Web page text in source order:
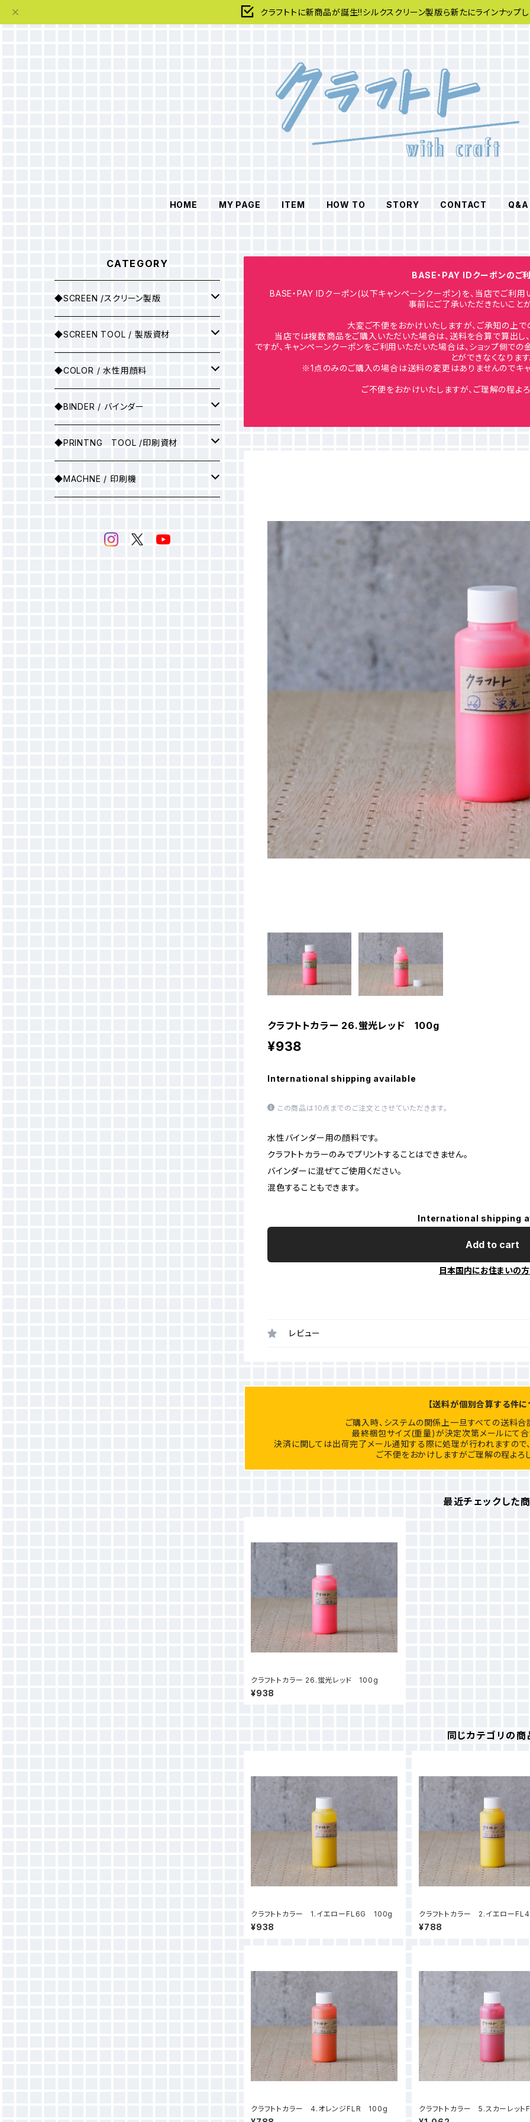
クラフトトに新商品が誕生!!シルクスクリーン製版ら新たにラインナップ
HOME MY PAGE ITEM HOW TO STORY CONTACT Q&A
BASE・PAY IDクーポンのご
BASE・PAY IDクーポン(以下キャンペーンクーポン)を、当店でご利
事前にご了承いただきたいこと
大変ご不便をおかけいたしますが、ご承知の上で
当店では複数商品をご購入いただいた場合は、送料を合算で算出し
ですが、キャンペーンクーポンをご利用いただいた場合は、ショップ側で
とができなくなります
※1点のみのご購入の場合は送料の変更はありませんのでキ
ご不便をおかけいたしますが、ご理解の程よ
クラフトトカラー 26.蛍光レッド 100g
¥938
International shipping available
この商品は10点までのご注文とさせていただきます。
水性バインダー用の顔料です。
クラフトトカラーのみでプリントすることはできません。
バインダーに混ぜてご使用ください。
混色することもできます。
International shipping
Add to cart
日本国内にお住まいの
レビュー
【送料が個別合算する件に
ご購入時、システムの関係上一旦すべての送料合
最終梱包サイズ(重量)が決定次第メールにて合
決済に関しては出荷完了メール通知する際に処理が行われますので
ご不便をおかけしますがご理解の程よろ
最近チェックした
クラフトトカラー 26.蛍光レッド 100g
¥938
同じカテゴリの商
クラフトトカラー 1.イエローFL6G 100g
¥938
クラフトトカラー 2.イエロー
¥788
クラフトトカラー 4.オレンジFLR 100g
クラフトトカラー 5.スカーレッ
0g
CATEGORY
◆SCREEN /スクリーン製版
シルクスクリーン製版
◆SCREEN TOOL / 製版資材
製版用インクジェットプリント
●A3サイズ
●A2サイズ
アルミ枠
アルミ枠+紗張り
フィルム
◆COLOR / 水性用顔料
▶25ｇ
▶100ｇ
◆BINDER / バインダー
▶ソフトバインダー(カラー)
▶ソフトバインダー（ホワイト）
◆PRINTNG TOOL /印刷資材
スキージ
◆MACHNE / 印刷機